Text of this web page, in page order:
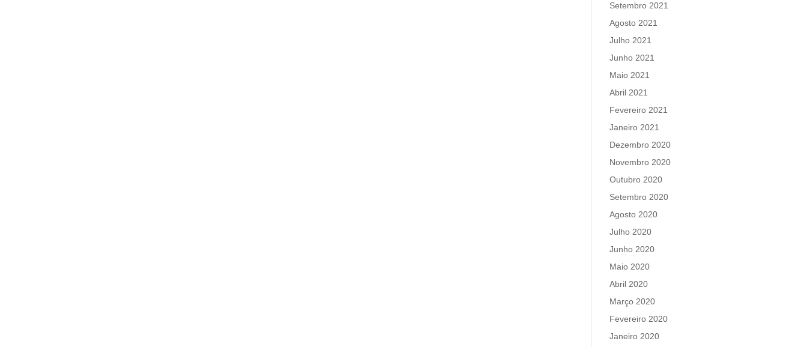
Setembro 2021
Agosto 2021
Julho 2021
Junho 2021
Maio 2021
Abril 2021
Fevereiro 2021
Janeiro 2021
Dezembro 2020
Novembro 2020
Outubro 2020
Setembro 2020
Agosto 2020
Julho 2020
Junho 2020
Maio 2020
Abril 2020
Março 2020
Fevereiro 2020
Janeiro 2020